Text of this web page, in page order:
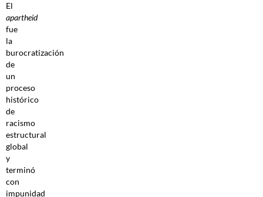
El
apartheid
fue
la
burocratización
de
un
proceso
histórico
de
racismo
estructural
global
y
terminó
con
impunidad